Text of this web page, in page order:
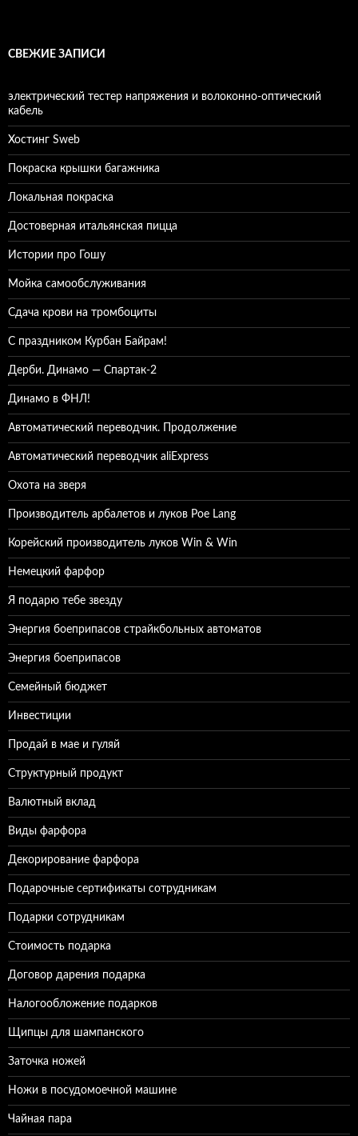
СВЕЖИЕ ЗАПИСИ
электрический тестер напряжения и волоконно-оптический
кабель
Хостинг Sweb
Покраска крышки багажника
Локальная покраска
Достоверная итальянская пицца
Истории про Гошу
Мойка самообслуживания
Сдача крови на тромбоциты
С праздником Курбан Байрам!
Дерби. Динамо — Спартак-2
Динамо в ФНЛ!
Автоматический переводчик. Продолжение
Автоматический переводчик aliExpress
Охота на зверя
Производитель арбалетов и луков Poe Lang
Корейский производитель луков Win & Win
Немецкий фарфор
Я подарю тебе звезду
Энергия боеприпасов страйкбольных автоматов
Энергия боеприпасов
Семейный бюджет
Инвестиции
Продай в мае и гуляй
Структурный продукт
Валютный вклад
Виды фарфора
Декорирование фарфора
Подарочные сертификаты сотрудникам
Подарки сотрудникам
Стоимость подарка
Договор дарения подарка
Налогообложение подарков
Щипцы для шампанского
Заточка ножей
Ножи в посудомоечной машине
Чайная пара